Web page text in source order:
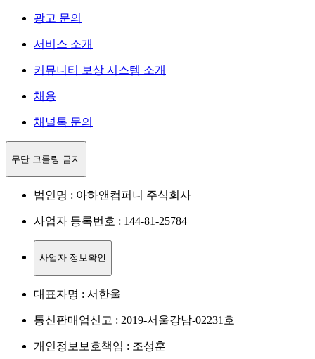
광고 문의
서비스 소개
커뮤니티 보상 시스템 소개
채용
채널톡 문의
무단 크롤링 금지
법인명 : 아하앤컴퍼니 주식회사
사업자 등록번호 : 144-81-25784
사업자 정보확인
대표자명 : 서한울
통신판매업신고 : 2019-서울강남-02231호
개인정보보호책임 : 조성훈